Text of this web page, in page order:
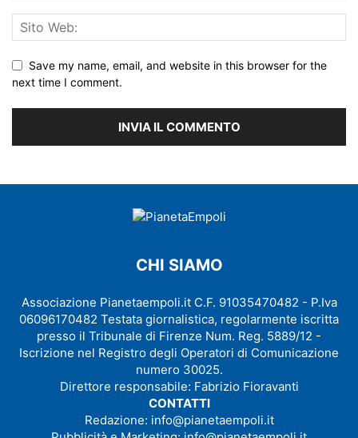
Save my name, email, and website in this browser for the
next time I comment.
CHI SIAMO
Associazione Pianetaempoli.it C.F. 91035470482 - P.Iva
06096170482 Testata giornalistica, regolarmente iscritta
presso il Tribunale di Firenze Num. Reg. 5889/12 -
Iscrizione nel Registro degli Operatori di Comunicazione
numero 30025.
Direttore responsabile: Fabrizio Fioravanti
CONTATTI
Redazione: info@pianetaempoli.it